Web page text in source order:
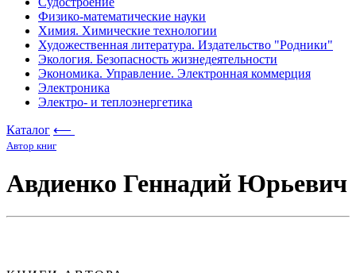
Физико-математические науки
Химия. Химические технологии
Художественная литература. Издательство "Родники"
Экология. Безопасность жизнедеятельности
Экономика. Управление. Электронная коммерция
Электроника
Электро- и теплоэнергетика
Каталог ⟵
Автор книг
Авдиенко Геннадий Юрьевич